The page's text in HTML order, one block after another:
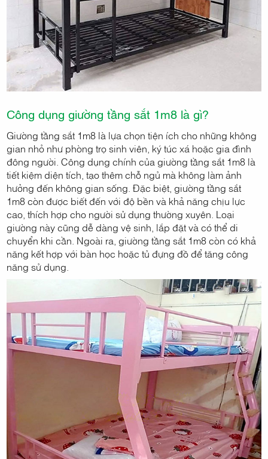
Công dụng giường tầng sắt 1m8 là gì?
Giường tầng sắt 1m8 là lựa chọn tiện ích cho những không
gian nhỏ như phòng trọ sinh viên, ký túc xá hoặc gia đình
đông người. Công dụng chính của giường tầng sắt 1m8 là
tiết kiệm diện tích, tạo thêm chỗ ngủ mà không làm ảnh
hưởng đến không gian sống. Đặc biệt, giường tầng sắt
1m8 còn được biết đến với độ bền và khả năng chịu lực
cao, thích hợp cho người sử dụng thường xuyên. Loại
giường này cũng dễ dàng vệ sinh, lắp đặt và có thể di
chuyển khi cần. Ngoài ra, giường tầng sắt 1m8 còn có khả
năng kết hợp với bàn học hoặc tủ đựng đồ để tăng công
năng sử dụng.